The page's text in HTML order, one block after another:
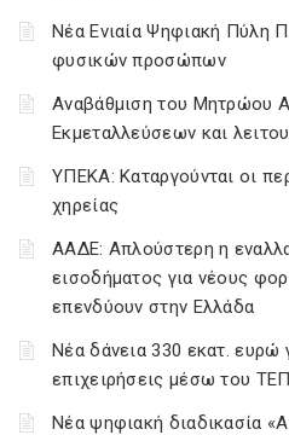
Νέα Ενιαία Ψηφιακή Πύλη
φυσικών προσώπων
Αναβάθμιση του Μητρώου
Εκμεταλλεύσεων και
ΥΠΕΚΑ: Καταργούνται οι
χηρείας
ΑΑΔΕ: Απλούστερη η
εισοδήματος για νέους
επενδύουν στην Ελλάδα
Νέα δάνεια 330 εκατ. ευρώ
επιχειρήσεις μέσω του
Νέα ψηφιακή διαδικασία